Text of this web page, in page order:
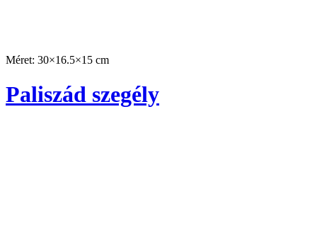
Méret: 30×16.5×15 cm
Paliszád szegély